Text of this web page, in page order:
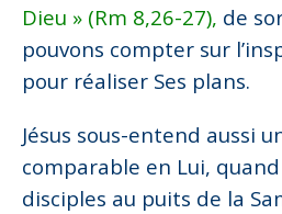
Dieu » (Rm 8,26-27), de
pouvons compter sur
pour réaliser Ses plans.
Jésus sous-entend aussi
comparable en Lui,
disciples au puits de la